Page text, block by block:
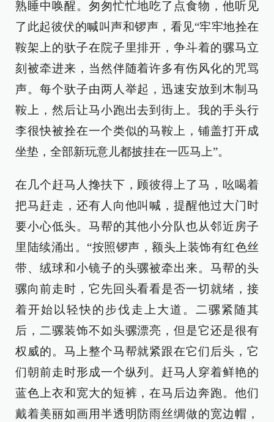
熟睡中唤醒。匆匆忙忙地吃了点食物，他听见
了此起彼伏的喊叫声和锣声，看见“牢牢地拴在
鞍架上的驮子在院子里排开，争斗着的骡马立
刻被牵进来，当然伴随着许多有伤风化的咒骂
声。每个驮子由两人举起，迅速安放到木制马
鞍上，然后让马小跑出去到街上。我的手头行
李很快被拴在一个类似的马鞍上，铺盖打开成
坐垫，全部新玩意儿都披挂在一匹马上”。
在几个赶马人搀扶下，顾彼得上了马，吆喝着
把马赶走，还有人向他叫喊，提醒他过大门时
要小心低头。马帮的其他小分队也从邻近房子
里陆续涌出。“按照锣声，额头上装饰有红色丝
带、绒球和小镜子的头骡被牵出来。马帮的头
骡向前走时，它先回头看看是否一切就绪，接
着开始以轻快的步伐走上大道。二骡紧随其
后，二骡装饰不如头骡漂亮，但是它还是很有
权威的。马上整个马帮就紧跟在它们后头，它
们朝前走时形成一个纵列。赶马人穿着鲜艳的
蓝色上衣和宽大的短裤，在马后边奔跑。他们
戴着美丽如画用半透明防雨丝绸做的宽边帽，